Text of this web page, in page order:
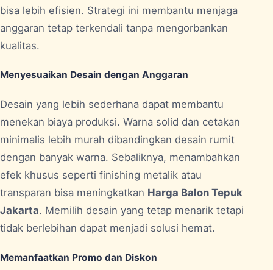
bisa lebih efisien. Strategi ini membantu menjaga
anggaran tetap terkendali tanpa mengorbankan
kualitas.
Menyesuaikan Desain dengan Anggaran
Desain yang lebih sederhana dapat membantu
menekan biaya produksi. Warna solid dan cetakan
minimalis lebih murah dibandingkan desain rumit
dengan banyak warna. Sebaliknya, menambahkan
efek khusus seperti finishing metalik atau
transparan bisa meningkatkan Harga Balon Tepuk
Jakarta. Memilih desain yang tetap menarik tetapi
tidak berlebihan dapat menjadi solusi hemat.
Memanfaatkan Promo dan Diskon